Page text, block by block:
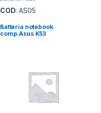
COD: AS05
Batteria notebook
comp.Asus K53